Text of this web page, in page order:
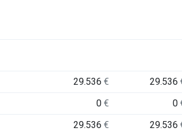
29.536€ 29.536
0€ 0
29.536€ 29.536